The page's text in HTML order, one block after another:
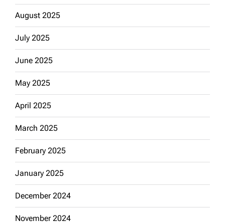
August 2025
July 2025
June 2025
May 2025
April 2025
March 2025
February 2025
January 2025
December 2024
November 2024